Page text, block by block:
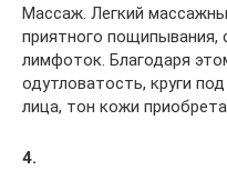
Массаж. Легкий
приятного пощипывания,
лимфоток. Благодаря
одутловатость, круги
лица, тон кожи
4.